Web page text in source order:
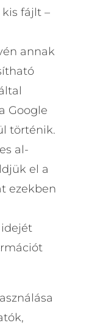
fájlt –
annak
Google
történik.
al-
el a
ezekben